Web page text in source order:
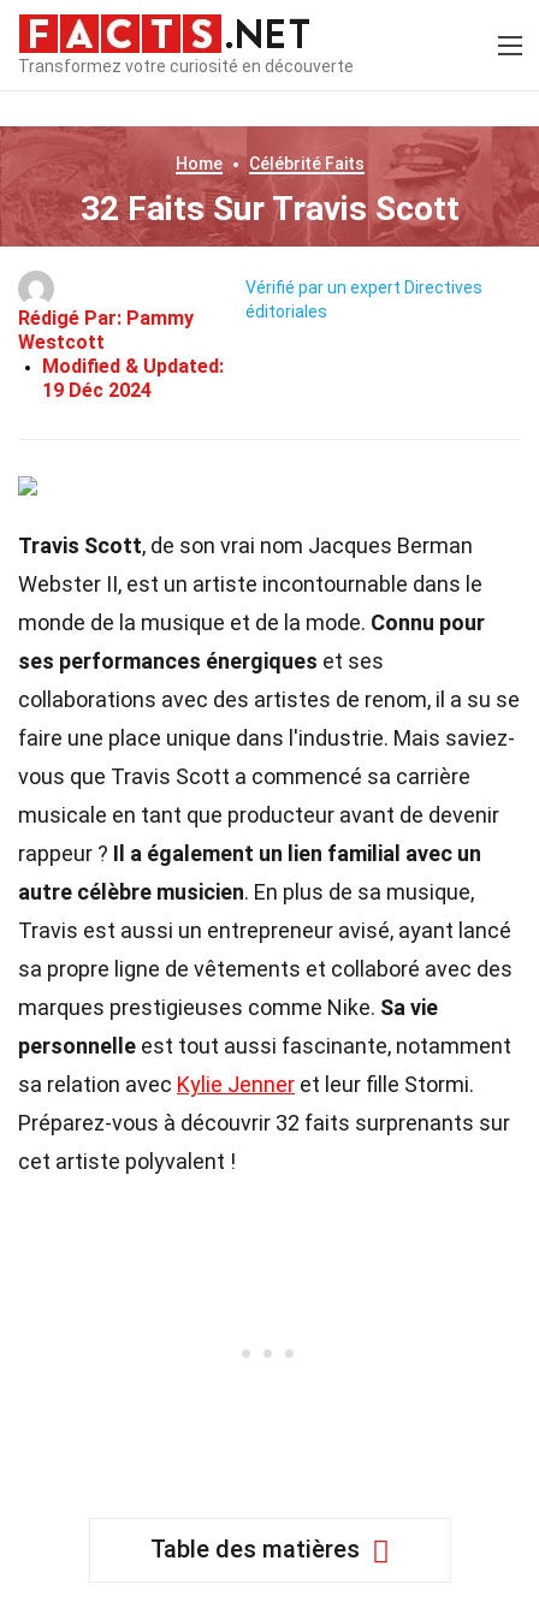
Transformez votre curiosité en découverte
Home CélébritéFaits
32 Faits Sur Travis Scott
Rédigé Par: Pammy
Westcott
Modified & Updated:
19 Déc 2024
Vérifié par un expert Directives
éditoriales
Travis Scott, de son vrai nom Jacques Berman
Webster II, est un artiste incontournable dans le
monde de la musique et de la mode. Connu pour
ses performances énergiques et ses
collaborations avec des artistes de renom, il a su se
faire une place unique dans l'industrie. Mais saviez-
vous que Travis Scott a commencé sa carrière
musicale en tant que producteur avant de devenir
rappeur ? Il a également un lien familial avec un
autre célèbre musicien. En plus de sa musique,
Travis est aussi un entrepreneur avisé, ayant lancé
sa propre ligne de vêtements et collaboré avec des
marques prestigieuses comme Nike. Sa vie
personnelle est tout aussi fascinante, notamment
sa relation avec Kylie Jenner et leur fille Stormi.
Préparez-vous à découvrir 32 faits surprenants sur
cet artiste polyvalent !
Table des matières